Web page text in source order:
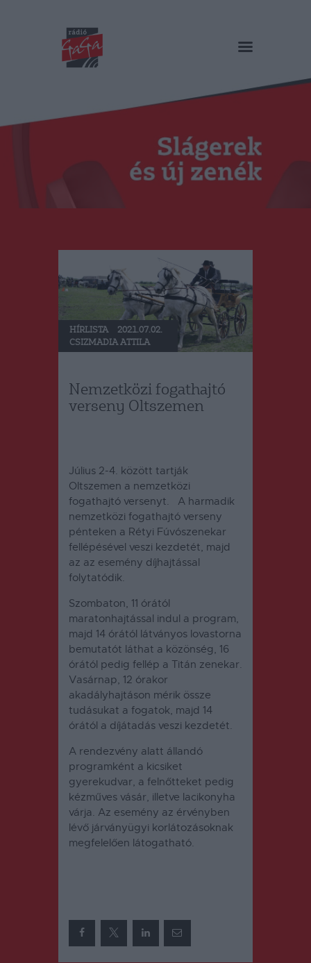
RÁDIÓ GAGA
Műsorok
Duma Duba
Podcast és videók
Stáb
RO
HÍRLISTA
2021.07.02.
CSIZMADIA ATTILA
Nemzetközi fogathajtó
verseny Oltszemen
Július 2-4. között tartják
Oltszemen a nemzetközi
fogathajtó versenyt.
A harmadik
nemzetközi fogathajtó verseny
pénteken a Rétyi Fúvószenekar
fellépésével veszi kezdetét, majd
az az esemény díjhajtással
folytatódik.
Szombaton, 11 órától
maratonhajtással indul a program,
majd 14 órától látványos lovastorna
bemutatót láthat a közönség, 16
órától pedig fellép a Titán zenekar.
Vasárnap, 12 órakor
akadályhajtáson mérik össze
tudásukat a fogatok, majd 14
órától a díjátadás veszi kezdetét.
A rendezvény alatt állandó
programként a kicsiket
gyerekudvar, a felnőtteket pedig
kézműves vásár, illetve lacikonyha
várja. Az esemény az érvényben
lévő járványügyi korlátozásoknak
megfelelően látogatható.